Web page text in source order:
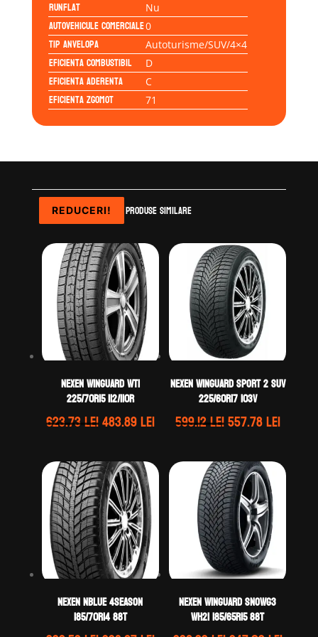
Runflat Nu
Autovehicule comerciale0
Tip anvelopa Autoturisme/SUV/4×4
Eficienta Combustibil D
Eficienta Aderenta C
Eficienta Zgomot 71
Produse similare
REDUCERI!
Nexen WINGUARD WT1
225/70R15 112/110R
623.73leiPrețul
a
fost:
623.73 lei.
483.89leiPrețul
este:
483.89 lei.
REDUCERI!
Nexen WINGUARD SPORT 2 SUV
225/60R17 103V
599.12leiPrețul
a
fost:
599.12 lei.
557.78leiPrețul
este:
REDUCERI!
Nexen NBLUE 4SEASON
185/70R14 88T
REDUCERI!
Nexen WINGUARD SNOWG3
WH21 185/65R15 88T